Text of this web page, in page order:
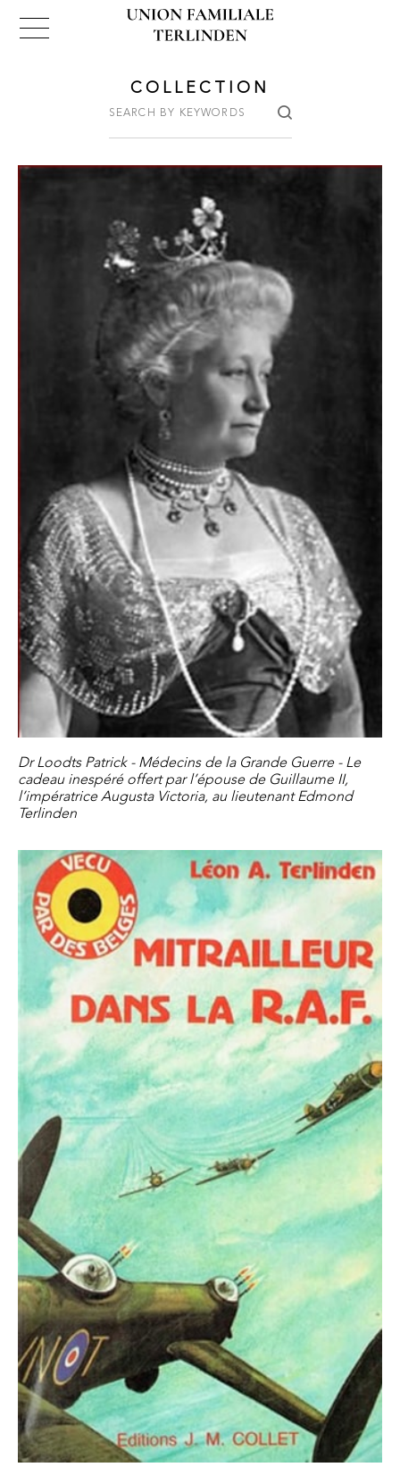
COLLECTION
Dr Loodts Patrick - Médecins de la Grande Guerre - Le
cadeau inespéré offert par l’épouse de Guillaume II,
l’impératrice Augusta Victoria, au lieutenant Edmond
Terlinden